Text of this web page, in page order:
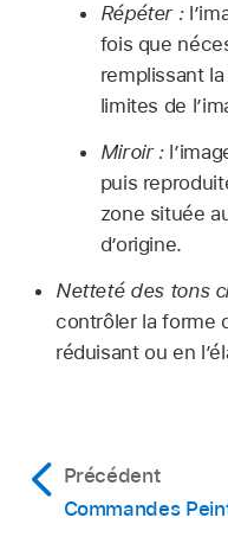
Répéter :
fois que
remplissant
limites de
Miroir :
puis
zone située
d’origine.
Netteté des tons
contrôler la forme
réduisant ou en
Précédent
Commandes